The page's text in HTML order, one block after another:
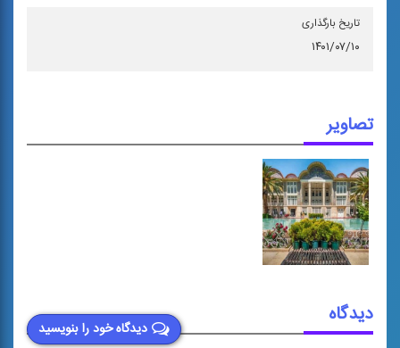
تاریخ بارگذاری
۱۴۰۱/۰۷/۱۰
تصاویر
دیدگاه خود را بنویسید
دیدگاه